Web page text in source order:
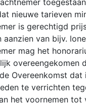
nieuwe tarieven
is gerechtigd
aanzien van bijv.
mag het
overeengekomen
Overeenkomst
te verrichten
het voornemen tot